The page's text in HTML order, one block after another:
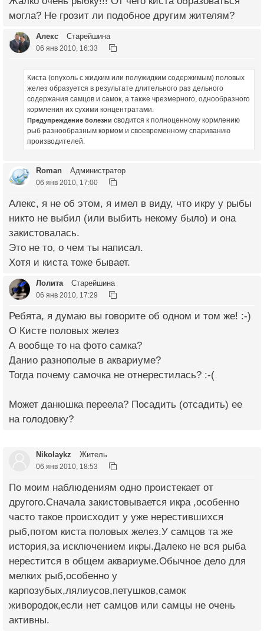
могла? Не грозит ли подобное другим жителям?
Алекс Старейшина
06 янв 2010, 16:33
Киста (опухоль с жидким или полужидким содержимым) половых
желез образуется в результате длительного раз дельного
содержания самцов и самок, а также чрезмерного, однообразного
кормления их сухими концентратами.
Предупреждение болезни сводится к полноценному кормлению
рыб разнообразным кормом и своевременному спариванию
производителей.
Roman Администратор
06 янв 2010, 17:00
Алекс, я не об этом, я имел в виду, что икру у рыбы
никто не выбил (или выбить некому было) и она
закистовалась.
Это не то, о чем ты написал.
Хотя и киста тоже бывает.
Лолита Старейшина
06 янв 2010, 17:29
Ребята, я думаю вы говорите об одном и том же! :-)
О Кисте половых желез
А вообще то на фото самка?
Данио разнополые в аквариуме?
Тогда почему самочка не отнерестилась? :-(
Может данюшка переела? Посадить (отсадить) ее
на голодовку?
Nikolaykz Житель
06 янв 2010, 18:53
По моим наблюдениям одно проистекает от
другого.Сначала закистовывается икра ,особенно
часто такое происходит у уже нерестившихся
рыб,потом киста половых желез.У самцов та же
история,за исключением икры.Далеко не вся рыба
нерестится в общем аквариуме.Обычное дело для
мелких рыб,особенно у
карпозубых,лялиусов,петушков,самок
живородок,если нет самцов или самцы не очень
активны.